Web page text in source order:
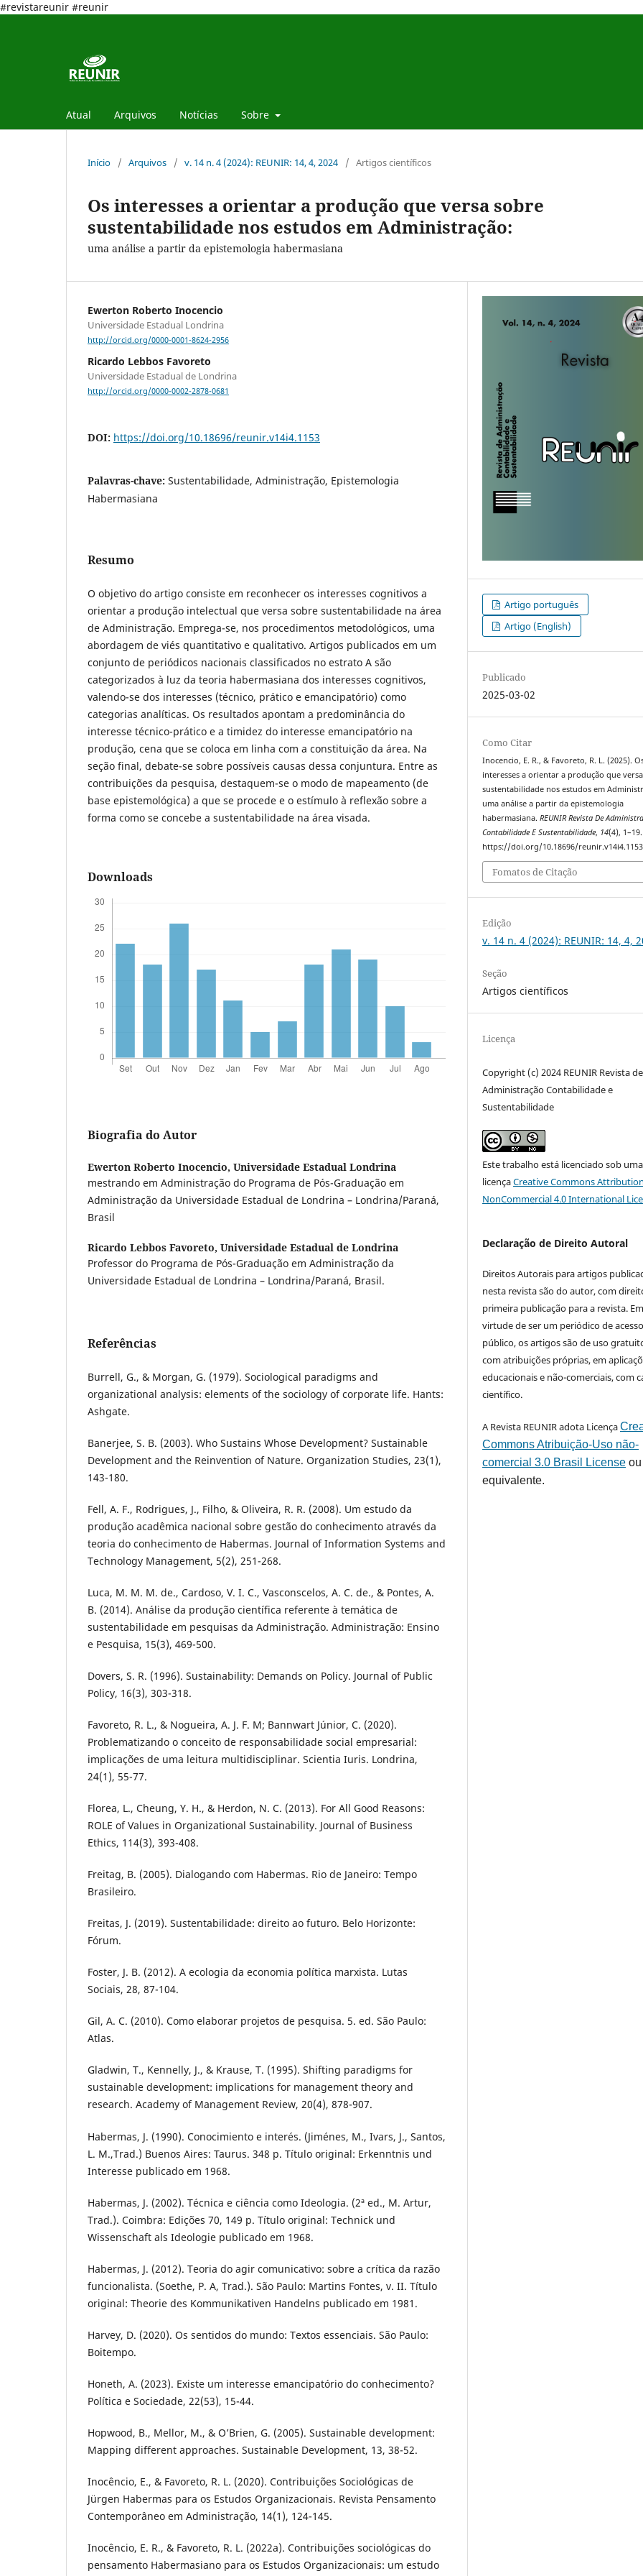
#revistareunir #reunir
Atual Arquivos Notícias Sobre
Início / Arquivos / v. 14 n. 4 (2024): REUNIR: 14, 4, 2024 / Artigos científicos
Os interesses a orientar a produção que versa sobre
sustentabilidade nos estudos em Administração:
uma análise a partir da epistemologia habermasiana
Ewerton Roberto Inocencio
Universidade Estadual Londrina
http://orcid.org/0000-0001-8624-2956
Ricardo Lebbos Favoreto
Universidade Estadual de Londrina
http://orcid.org/0000-0002-2878-0681
DOI: https://doi.org/10.18696/reunir.v14i4.1153
Palavras-chave: Sustentabilidade, Administração, Epistemologia
Habermasiana
Resumo
O objetivo do artigo consiste em reconhecer os interesses cognitivos a
orientar a produção intelectual que versa sobre sustentabilidade na área
de Administração. Emprega-se, nos procedimentos metodológicos, uma
abordagem de viés quantitativo e qualitativo. Artigos publicados em um
conjunto de periódicos nacionais classificados no estrato A são
categorizados à luz da teoria habermasiana dos interesses cognitivos,
valendo-se dos interesses (técnico, prático e emancipatório) como
categorias analíticas. Os resultados apontam a predominância do
interesse técnico-prático e a timidez do interesse emancipatório na
produção, cena que se coloca em linha com a constituição da área. Na
seção final, debate-se sobre possíveis causas dessa conjuntura. Entre as
contribuições da pesquisa, destaquem-se o modo de mapeamento (de
base epistemológica) a que se procede e o estímulo à reflexão sobre a
forma como se concebe a sustentabilidade na área visada.
Downloads
Biografia do Autor
Ewerton Roberto Inocencio, Universidade Estadual Londrina
mestrando em Administração do Programa de Pós-Graduação em
Administração da Universidade Estadual de Londrina – Londrina/Paraná,
Brasil
Ricardo Lebbos Favoreto, Universidade Estadual de Londrina
Professor do Programa de Pós-Graduação em Administração da
Universidade Estadual de Londrina – Londrina/Paraná, Brasil.
Referências
Burrell, G., & Morgan, G. (1979). Sociological paradigms and
organizational analysis: elements of the sociology of corporate life. Hants:
Ashgate.
Banerjee, S. B. (2003). Who Sustains Whose Development? Sustainable
Development and the Reinvention of Nature. Organization Studies, 23(1),
143-180.
Fell, A. F., Rodrigues, J., Filho, & Oliveira, R. R. (2008). Um estudo da
produção acadêmica nacional sobre gestão do conhecimento através da
teoria do conhecimento de Habermas. Journal of Information Systems and
Technology Management, 5(2), 251-268.
Luca, M. M. M. de., Cardoso, V. I. C., Vasconscelos, A. C. de., & Pontes, A.
B. (2014). Análise da produção científica referente à temática de
sustentabilidade em pesquisas da Administração. Administração: Ensino
e Pesquisa, 15(3), 469-500.
Dovers, S. R. (1996). Sustainability: Demands on Policy. Journal of Public
Policy, 16(3), 303-318.
Favoreto, R. L., & Nogueira, A. J. F. M; Bannwart Júnior, C. (2020).
Problematizando o conceito de responsabilidade social empresarial:
implicações de uma leitura multidisciplinar. Scientia Iuris. Londrina,
24(1), 55-77.
Florea, L., Cheung, Y. H., & Herdon, N. C. (2013). For All Good Reasons:
ROLE of Values in Organizational Sustainability. Journal of Business
Ethics, 114(3), 393-408.
Freitag, B. (2005). Dialogando com Habermas. Rio de Janeiro: Tempo
Brasileiro.
Freitas, J. (2019). Sustentabilidade: direito ao futuro. Belo Horizonte:
Fórum.
Foster, J. B. (2012). A ecologia da economia política marxista. Lutas
Sociais, 28, 87-104.
Gil, A. C. (2010). Como elaborar projetos de pesquisa. 5. ed. São Paulo:
Atlas.
Gladwin, T., Kennelly, J., & Krause, T. (1995). Shifting paradigms for
sustainable development: implications for management theory and
research. Academy of Management Review, 20(4), 878-907.
Habermas, J. (1990). Conocimiento e interés. (Jiménes, M., Ivars, J., Santos,
L. M.,Trad.) Buenos Aires: Taurus. 348 p. Título original: Erkenntnis und
Interesse publicado em 1968.
Habermas, J. (2002). Técnica e ciência como Ideologia. (2ª ed., M. Artur,
Trad.). Coimbra: Edições 70, 149 p. Título original: Technick und
Wissenschaft als Ideologie publicado em 1968.
Habermas, J. (2012). Teoria do agir comunicativo: sobre a crítica da razão
funcionalista. (Soethe, P. A, Trad.). São Paulo: Martins Fontes, v. II. Título
original: Theorie des Kommunikativen Handelns publicado em 1981.
Harvey, D. (2020). Os sentidos do mundo: Textos essenciais. São Paulo:
Boitempo.
Honeth, A. (2023). Existe um interesse emancipatório do conhecimento?
Política e Sociedade, 22(53), 15-44.
Hopwood, B., Mellor, M., & O’Brien, G. (2005). Sustainable development:
Mapping different approaches. Sustainable Development, 13, 38-52.
Inocêncio, E., & Favoreto, R. L. (2020). Contribuições Sociológicas de
Jürgen Habermas para os Estudos Organizacionais. Revista Pensamento
Contemporâneo em Administração, 14(1), 124-145.
Inocêncio, E. R., & Favoreto, R. L. (2022a). Contribuições sociológicas do
pensamento Habermasiano para os Estudos Organizacionais: um estudo
Artigo português
Artigo (English)
Publicado
2025-03-02
Como Citar
Inocencio, E. R., & Favoreto, R. L. (2025).
interesses a orientar a produção que
sustentabilidade nos estudos em
uma análise a partir da epistemologia
habermasiana.REUNIR Revista De
Contabilidade E Sustentabilidade, 14(4), 1–19.
https://doi.org/10.18696/reunir.v14i4.1153
Fomatos de Citação
Edição
v. 14 n. 4 (2024): REUNIR: 14, 4,
Seção
Artigos científicos
Licença
Copyright (c) 2024 REUNIR Revista de
Administração Contabilidade e
Sustentabilidade
Este trabalho está licenciado sob uma
licençaCreative Commons
NonCommercial 4.0 International
Declaração de Direito Autoral
Direitos Autorais para artigos
nesta revista são do autor, com
primeira publicação para a revista. Em
virtude de ser um periódico de acesso
público, os artigos são de uso
com atribuições próprias, em
educacionais e não-comerciais, com
científico.
A Revista REUNIR adota Licença
Commons Atribuição-Uso não-
comercial 3.0 Brasil License
equivalente.